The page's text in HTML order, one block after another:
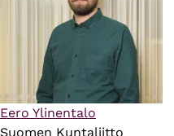
Eero Ylinentalo
Suomen Kuntaliitto